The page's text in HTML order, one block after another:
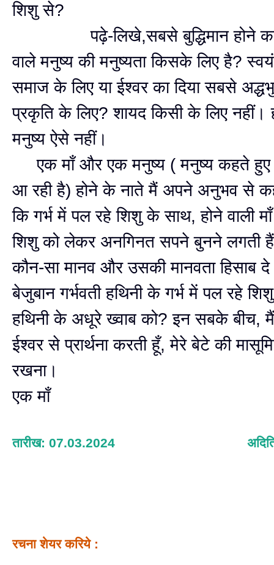
शिशु से?
पढ़े-लिखे,सबसे बुद्धिमान होने का
वाले मनुष्य की मनुष्यता किसके लिए है?
समाज के लिए या ईश्वर का दिया सबसे
प्रकृति के लिए? शायद किसी के लिए नहीं।
मनुष्य ऐसे नहीं।
एक माँ और एक मनुष्य ( मनुष्य कहते हुए
आ रही है) होने के नाते मैं अपने अनुभव से
कि गर्भ में पल रहे शिशु के साथ, होने वाली
शिशु को लेकर अनगिनत सपने बुनने लगती
कौन-सा मानव और उसकी मानवता हिसाब दे
बेजुबान गर्भवती हथिनी के गर्भ में पल रहे
हथिनी के अधूरे ख्वाब को? इन सबके बीच, मैं
ईश्वर से प्रार्थना करती हूँ, मेरे बेटे की
रखना।
एक माँ
तारीख: 07.03.2024
रचना शेयर करिये :